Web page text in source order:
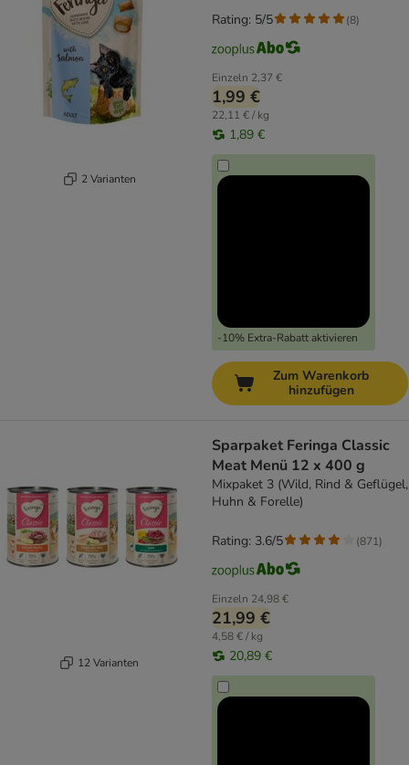
2 Varianten
Einzeln 2,37 €
1,99 €
22,11 € / kg
1,89 €
-10% Extra-Rabatt aktivieren
Rating: 5/5 (8)
Zum Warenkorb
hinzufügen
12 Varianten
Sparpaket Feringa Classic
Meat Menü 12 x 400 g
Mixpaket 3 (Wild, Rind & Geflügel,
Huhn & Forelle)
Einzeln 24,98 €
21,99 €
4,58 € / kg
20,89 €
Rating: 3.6/5 (871)